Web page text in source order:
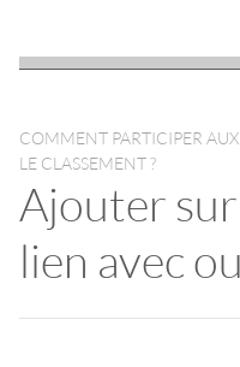
COMMENT PARTICIPER
LE CLASSEMENT ?
Ajouter
lien avec